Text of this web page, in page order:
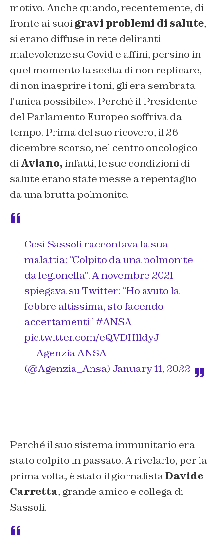
motivo. Anche quando, recentemente, di
fronte ai suoigravi problemi di salute,
si erano diffuse in rete deliranti
malevolenze su Covid e affini, persino in
quel momento la scelta di non replicare,
di non inasprire i toni, gli era sembrata
l’unica possibile». Perché il Presidente
del Parlamento Europeo soffriva da
tempo. Prima del suo ricovero, il 26
dicembre scorso, nel centro oncologico
diAviano,infatti, le sue condizioni di
salute erano state messe a repentaglio
da una brutta polmonite.
Così Sassoli raccontava la sua
malattia: “Colpito da una polmonite
da legionella”. A novembre 2021
spiegava su Twitter: “Ho avuto la
febbre altissima, sto facendo
accertamenti”#ANSA
pic.twitter.com/eQVDHlldyJ
— Agenzia ANSA
(@Agenzia_Ansa) January 11, 2022
Perché il suo sistema immunitario era
stato colpito in passato. A rivelarlo, per la
prima volta, è stato il giornalistaDavide
Carretta, grande amico e collega di
Sassoli.